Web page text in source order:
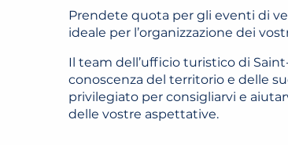
Prendete quota per gli eventi di
ideale per l’organizzazione dei
Il team dell’ufficio turistico di
conoscenza del territorio e delle
privilegiato per consigliarvi e
delle vostre aspettative.